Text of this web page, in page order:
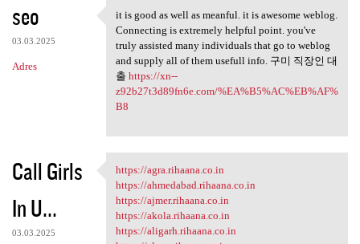
seo
03.03.2025
Adres
it is good as well as meanful
it is good as well as meanful. it is awesome weblog.
Connecting is extremely helpful point. you've
truly assisted many individuals that go to weblog
and supply all of them usefull info. 구미 직장인 대
출 https://xn--
z92b27t3d89fn6e.com/%EA%B5%AC%EB%AF%
B8
Call Girls
In U...
03.03.2025
https://agra.rihaana.co.in
https://agra.rihaana.co.in
https://ahmedabad.rihaana.co.in
https://ajmer.rihaana.co.in
https://akola.rihaana.co.in
https://aligarh.rihaana.co.in